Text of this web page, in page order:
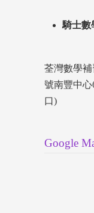
騎士數
荃灣數學補
號南豐中心
口)
Google